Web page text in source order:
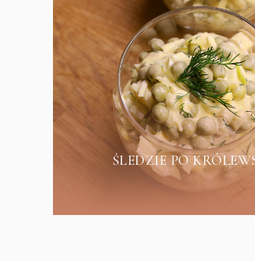
ŚLEDZIE PO